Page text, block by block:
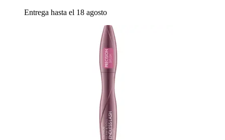
Entrega hasta el 18 agosto